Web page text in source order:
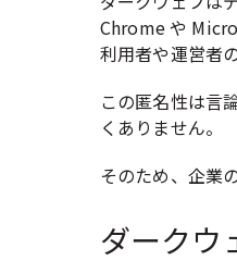
Chrome や
利用者や運営者
この匿名性は言
くありません。
そのため、企業
ダークウ